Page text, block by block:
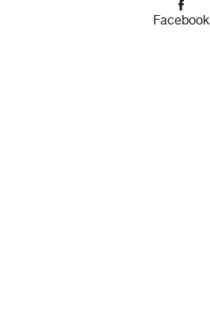
Facebook